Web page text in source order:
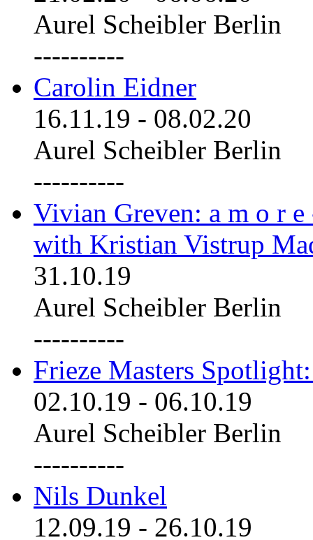
Aurel Scheibler Berlin
----------
Carolin Eidner
16.11.19 - 08.02.20
Aurel Scheibler Berlin
----------
Vivian Greven: a m o r
with Kristian Vistrup
31.10.19
Aurel Scheibler Berlin
----------
Frieze Masters
02.10.19 - 06.10.19
Aurel Scheibler Berlin
----------
Nils Dunkel
12.09.19 - 26.10.19